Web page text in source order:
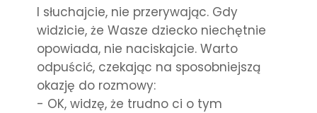
I słuchajcie, nie przerywając. Gdy
widzicie, że Wasze dziecko niechętnie
opowiada, nie naciskajcie. Warto
odpuścić, czekając na sposobniejszą
okazję do rozmowy:
- OK, widzę, że trudno ci o tym